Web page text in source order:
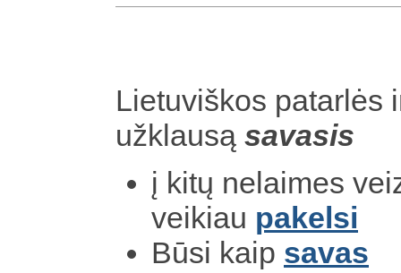
Lietuviškos patarlės
užklausą savasis
į kitų nelaimes
veikiau pakelsi
Būsi kaip savas